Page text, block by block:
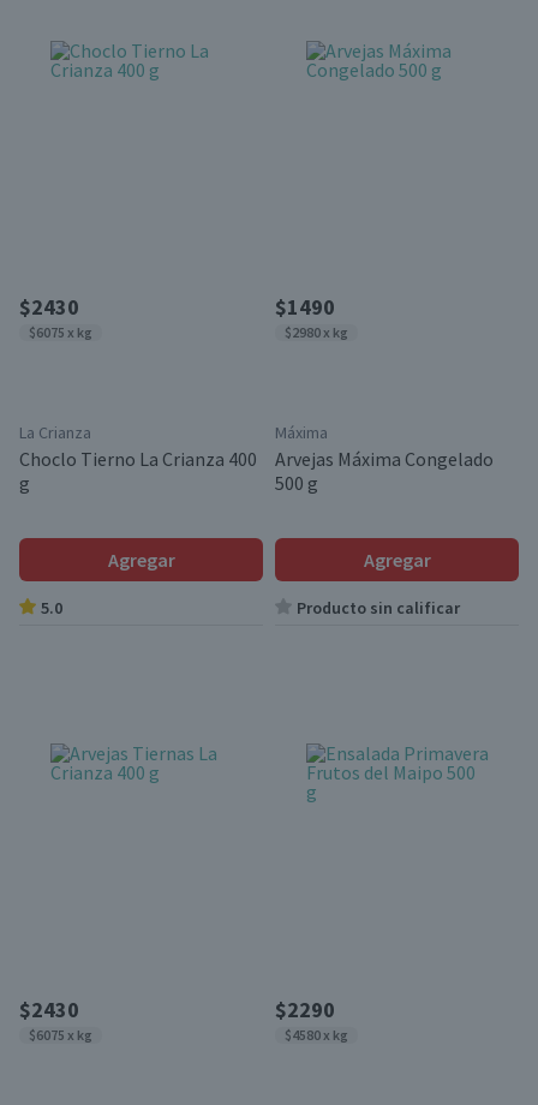
$2430
$6075 x kg
La Crianza
Choclo Tierno La Crianza 400
g
Agregar
5.0
$1490
$2980 x kg
Máxima
Arvejas Máxima Congelado
500 g
Agregar
Producto sin calificar
$2430
$6075 x kg
$2290
$4580 x kg